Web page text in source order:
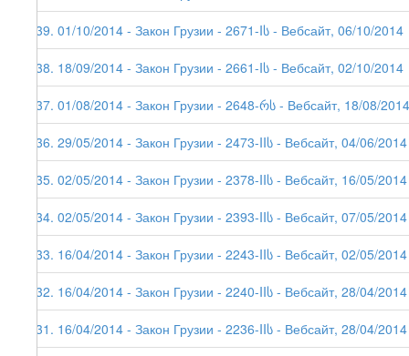
139. 01/10/2014 - Закон Грузии - 2671-Iს - Вебсайт, 06/10/2014
138. 18/09/2014 - Закон Грузии - 2661-Iს - Вебсайт, 02/10/2014
137. 01/08/2014 - Закон Грузии - 2648-რს - Вебсайт, 18/08/2014
136. 29/05/2014 - Закон Грузии - 2473-IIს - Вебсайт, 04/06/2014
135. 02/05/2014 - Закон Грузии - 2378-IIს - Вебсайт, 16/05/2014
134. 02/05/2014 - Закон Грузии - 2393-IIს - Вебсайт, 07/05/2014
133. 16/04/2014 - Закон Грузии - 2243-IIს - Вебсайт, 02/05/2014
132. 16/04/2014 - Закон Грузии - 2240-IIს - Вебсайт, 28/04/2014
131. 16/04/2014 - Закон Грузии - 2236-IIს - Вебсайт, 28/04/2014